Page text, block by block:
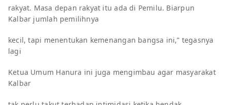
rakyat. Masa depan rakyat itu ada di Pemilu. Biarpun
Kalbar jumlah pemilihnya
kecil, tapi menentukan kemenangan bangsa ini,” tegasnya
lagi
Ketua Umum Hanura ini juga mengimbau agar masyarakat
Kalbar